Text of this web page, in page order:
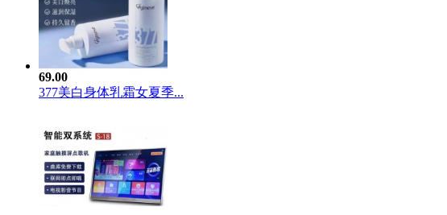
69.00
377美白身体乳霜女夏季...